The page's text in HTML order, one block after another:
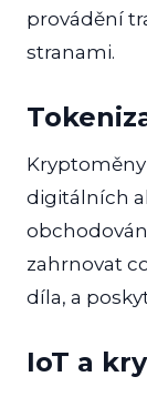
provádění
stranami.
digitálních
zahrnovat
díla, a
IoT a